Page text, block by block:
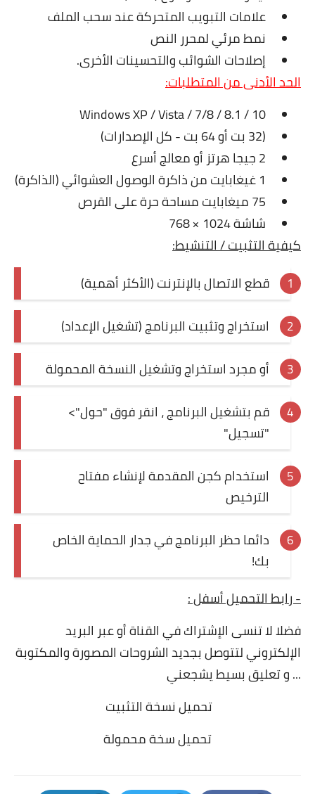
علامات التبويب المتحركة عند سحب الملف
نمط مرئي لمحرر النص
إصلاحات الشوائب والتحسينات الأخرى.
الحد الأدنى من المتطلبات:
Windows XP / Vista / 7/8 / 8.1 / 10
(32 بت أو 64 بت - كل الإصدارات)
2 جيجا هرتز أو معالج أسرع
1 غيغابايت من ذاكرة الوصول العشوائي (الذاكرة)
75 ميغابايت مساحة حرة على القرص
شاشة 1024 × 768
كيفية التثبيت / التنشيط:
قطع الاتصال بالإنترنت (الأكثر أهمية)
استخراج وتثبيت البرنامج (تشغيل الإعداد)
أو مجرد استخراج وتشغيل النسخة المحمولة
قم بتشغيل البرنامج ، انقر فوق "حول">
"تسجيل"
استخدام كجن المقدمة لإنشاء مفتاح
الترخيص
دائما حظر البرنامج في جدار الحماية الخاص
بك!
- رابط التحميل أسفل :
فضلا لا تنسى الإشتراك في القناة أو عبر البريد
الإلكتروني لتتوصل بجديد الشروحات المصورة والمكتوبة
... و تعليق بسيط يشجعني
تحميل نسخة التثبيت
تحميل سخة محمولة